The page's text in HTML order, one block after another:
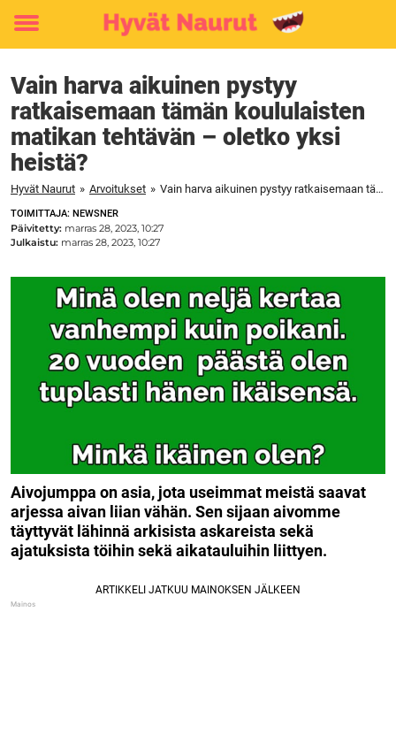
Toggle
Vain harva aikuinen pystyy
ratkaisemaan tämän koululaisten
matikan tehtävän – oletko yksi
heistä?
Hyvät Naurut » Arvoitukset » Vain harva aikuinen pystyy ratkaisemaan tämän koululaisten matikan tehtävän – oletko yksi heistä?
TOIMITTAJA: NEWSNER
Päivitetty: marras 28, 2023, 10:27
Julkaistu: marras 28, 2023, 10:27
Aivojumppa on asia, jota useimmat meistä saavat
arjessa aivan liian vähän. Sen sijaan aivomme
täyttyvät lähinnä arkisista askareista sekä
ajatuksista töihin sekä aikatauluihin liittyen.